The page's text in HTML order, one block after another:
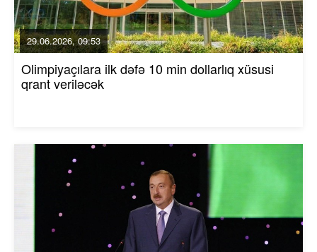
29.06.2026, 09:53
Olimpiyaçılara ilk dəfə 10 min dollarlıq xüsusi
qrant veriləcək